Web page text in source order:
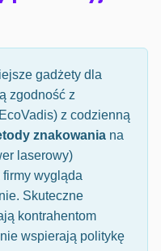
gadżety dla
zgodność z
z codzienną
znakowania na
laserowy)
wygląda
Skuteczne
kontrahentom
wspierają politykę